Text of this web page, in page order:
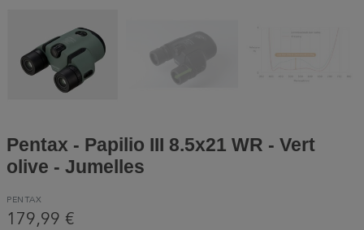
Pentax - Papilio III 8.5x21 WR - Vert
olive - Jumelles
PENTAX
179,99 €